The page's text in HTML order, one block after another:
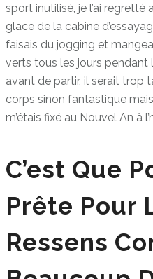
sport inutilisé, je l’ai
glace de la cabine
faisais du jogging et
verts tous les jours pendant
avant de partir, il serait trop
corps sinon fantastique
m’étais fixé au Nouvel An à
C’est Que
Prête Pour
Ressens